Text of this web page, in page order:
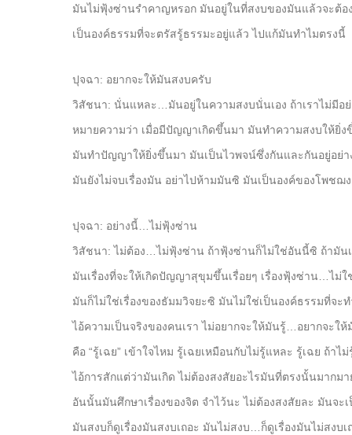
มันไม่ฟุ้งซ่านรำคาญหรอก มันอยู่ในที่สงบของมันแล้วจะต้
เป็นองค์ธรรมที่จะตรัสรู้ธรรมะอยู่แล้ว ไปแก้มันทำไมตรงนี้
ปุจฉา: อยากจะให้มันสงบครับ
วิสัชนา: นั่นแหละ…มันอยู่ในความสงบนั่นเอง ถ้าเราไม่มี
หมายความว่า เมื่อมีปัญญาเกิดขึ้นมา มันทำความสงบให้ยิ่
มันทำปัญญาให้ยิ่งขึ้นมา มันเป็นไวพจน์ซึ่งกันและกันอยู่อย่
มันยังไม่จบเรื่องมัน อย่าไปห้ามมันซิ มันเป็นองค์ของโพช
ปุจฉา: อย่างนี้…ไม่ฟุ้งซ่าน
วิสัชนา: ไม่ต้อง…ไม่ฟุ้งซ่าน ถ้าฟุ้งซ่านก็ไม่ใช่อันนี้ซิ ถ้ามั
มันเรื่องที่จะให้เกิดปัญญาสุขุมขึ้นเรื่อยๆ เรื่องฟุ้งซ่าน…ไม่ใ
มันก็ไม่ใช่เรื่องของธัมมวิจยะซิ มันไม่ใช่เป็นองค์ธรรมที่จะ
ไอ้ความเป็นจริงของคนเรา ไม่อยากจะให้มันรู้…อยากจะใ
คือ “รู้เฉย” เข้าใจไหม รู้เฉยเหมือนกับไม่รู้แหละ รู้เฉย ถ้
ไอ้การสักแต่ว่ามันเกิด ไม่ต้องสงสัยอะไรมันที่ตรงนั้นมากม
อันนั้นมันศึกษาเรื่องของจิต จำไว้นะ ไม่ต้องสงสัยละ มันจะ
มันสงบก็ดูเรื่องมันสงบเถอะ มันไม่สงบ…ก็ดูเรื่องมันไม่สง